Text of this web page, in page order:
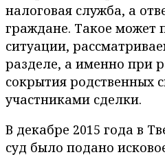
налоговая служба, а
граждане. Такое может
ситуации,
разделе, а именно при
сокрытия родственных
участниками сделки.
В декабре 2015 года в
суд было подано